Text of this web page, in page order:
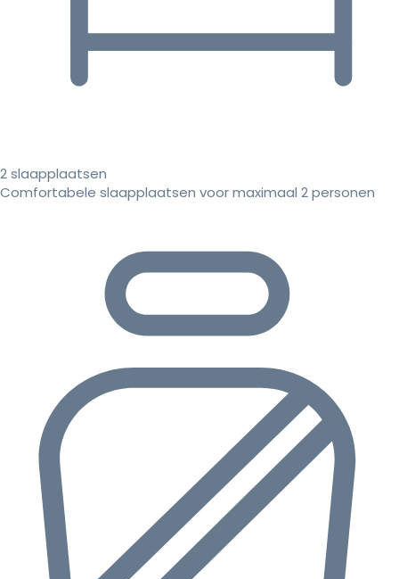
2 slaapplaatsen
Comfortabele slaapplaatsen voor maximaal 2 personen